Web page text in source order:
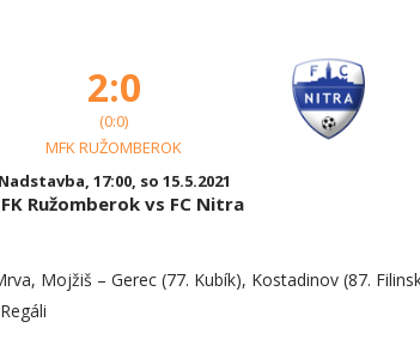
2:0
(0:0)
MFK RUŽOMBEROK
Nadstavba, 17:00, so 15.5.2021
Ružomberok vs FC Nitra
Mojžiš – Gerec (77. Kubík), Kostadinov (87.